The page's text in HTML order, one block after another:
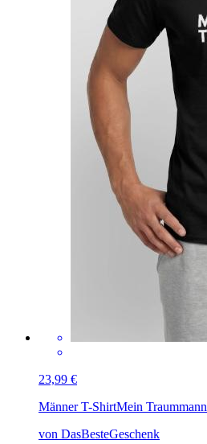
23,99 €
Männer T-ShirtMein Traummann
von DasBesteGeschenk